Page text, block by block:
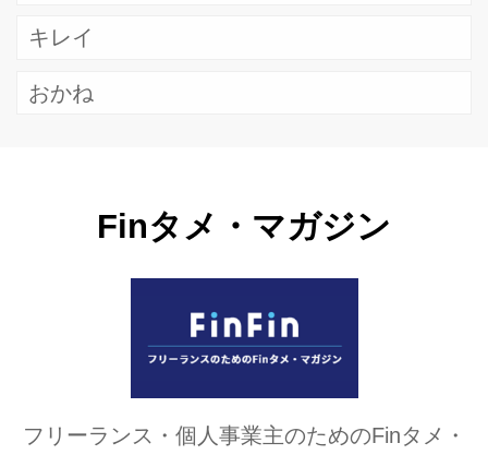
キレイ
おかね
Finタメ・マガジン
フリーランス・個人事業主のためのFinタメ・